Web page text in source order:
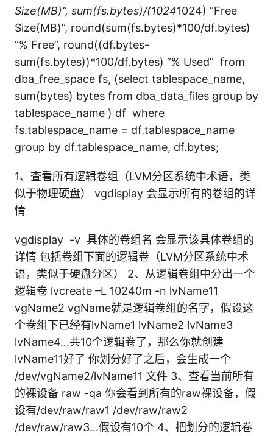
Size(MB)”, sum(fs.bytes)/(10241024) “Free
Size(MB)”, round(sum(fs.bytes)*100/df.bytes)
“% Free”, round((df.bytes-
sum(fs.bytes))*100/df.bytes) “% Used” from
dba_free_space fs, (select tablespace_name,
sum(bytes) bytes from dba_data_files group by
tablespace_name ) df where
fs.tablespace_name = df.tablespace_name
group by df.tablespace_name, df.bytes;
1、查看所有逻辑卷组（LVM分区系统中术语，类
似于物理硬盘） vgdisplay 会显示所有的卷组的详
情
vgdisplay -v 具体的卷组名 会显示该具体卷组的
详情 包括卷组下面的逻辑卷（LVM分区系统中术
语，类似于硬盘分区） 2、从逻辑卷组中分出一个
逻辑卷 lvcreate –L 10240m -n lvName11
vgName2 vgName就是逻辑卷组的名字，假设这
个卷组下已经有lvName1 lvName2 lvName3
lvName4…共10个逻辑卷了，那么你就创建
lvName11好了 你划分好了之后，会生成一个
/dev/vgName2/lvName11 文件 3、查看当前所有
的裸设备 raw -qa 你会看到所有的raw裸设备，假
设有/dev/raw/raw1 /dev/raw/raw2
/dev/raw/raw3…假设有10个 4、把划分的逻辑卷